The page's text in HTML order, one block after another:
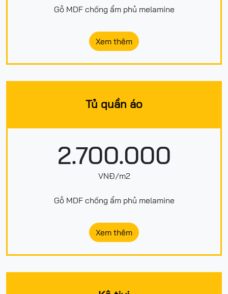
Gỗ MDF chống ẩm phủ melamine
Xem thêm
Tủ quần áo
2.700.000
VNĐ/m2
Gỗ MDF chống ẩm phủ melamine
Xem thêm